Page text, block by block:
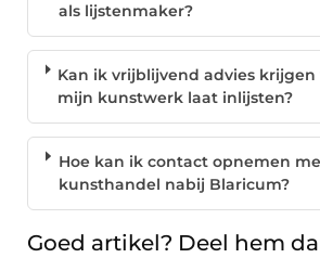
als lijstenmaker?
Kan ik vrijblijvend advies
mijn kunstwerk laat inlijsten?
Hoe kan ik contact opnemen
kunsthandel nabij Blaricum?
Goed artikel? Deel hem